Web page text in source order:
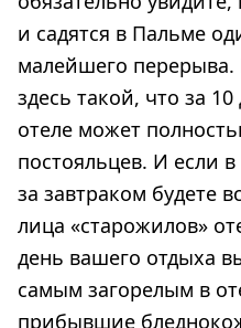
и садятся в Пальме
малейшего перерыва.
здесь такой, что за
отеле может
постояльцев. И если
за завтраком будете
лица «старожилов»
день вашего отдыха
самым загорелым в
прибывшие